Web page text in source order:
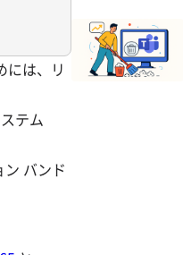
には、リ
テム
バンド